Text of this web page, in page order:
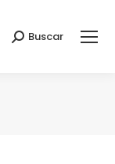
Buscar:
Buscar